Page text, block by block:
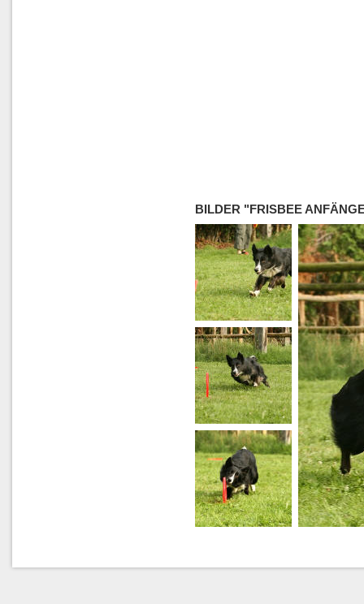
BILDER "FRISBEE